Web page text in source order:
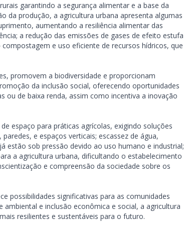
garantindo a segurança alimentar e a base da
da produção, a agricultura urbana apresenta algumas
aumentando a resiliência alimentar das
a redução das emissões de gases de efeito estufa
e uso eficiente de recursos hídricos, que
promovem a biodiversidade e proporcionam
da inclusão social, oferecendo oportunidades
ou de baixa renda, assim como incentiva a inovação
espaço para práticas agrícolas, exigindo soluções
e espaços verticais; escassez de água,
estão sob pressão devido ao uso humano e industrial;
a agricultura urbana, dificultando o estabelecimento
e compreensão da sociedade sobre os
possibilidades significativas para as comunidades
e inclusão econômica e social, a agricultura
resilientes e sustentáveis para o futuro.